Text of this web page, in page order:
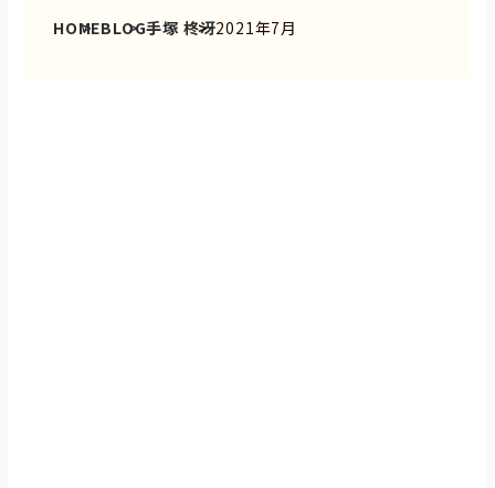
HOMEBLOG手塚 柊冴2021年7月